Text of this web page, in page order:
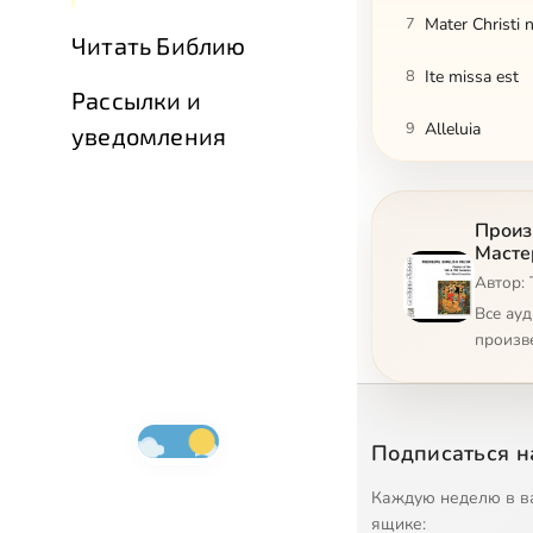
Читать Библию
Рассылки и
уведомления
7 Mater Christi
8 Ite missa est
9 Alleluia
There is no
12 Tota pulcra
Автор:
Все
Подписаться
Каждую неделю в
ящике: